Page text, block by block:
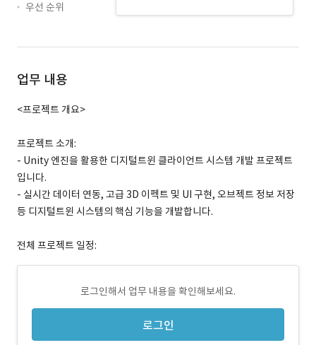
우선 순위
업무 내용
<프로젝트 개요>
프로젝트 소개:
- Unity 엔진을 활용한 디지털트윈 클라이언트 시스템 개발 프로젝트
입니다.
- 실시간 데이터 연동, 고급 3D 이펙트 및 UI 구현, 오브젝트 정보 저장
등 디지털트윈 시스템의 핵심 기능을 개발합니다.
전체 프로젝트 일정:
로그인해서 업무 내용을 확인해보세요.
로그인